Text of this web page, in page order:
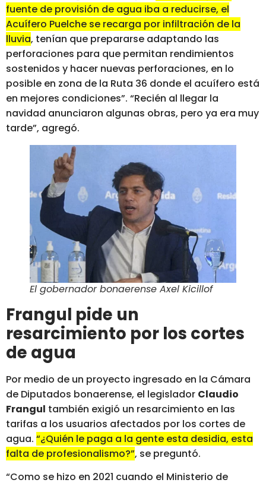
fuente de provisión de agua iba a reducirse, el
Acuífero Puelche se recarga por infiltración de la
lluvia, tenían que prepararse adaptando las
perforaciones para que permitan rendimientos
sostenidos y hacer nuevas perforaciones, en lo
posible en zona de la Ruta 36 donde el acuífero está
en mejores condiciones”. “Recién al llegar la
navidad anunciaron algunas obras, pero ya era muy
tarde”, agregó.
El gobernador bonaerense Axel Kicillof
Frangul pide un
resarcimiento por los cortes
de agua
Por medio de un proyecto ingresado en la Cámara
de Diputados bonaerense, el legislador Claudio
Frangul también exigió un resarcimiento en las
tarifas a los usuarios afectados por los cortes de
agua. “¿Quién le paga a la gente esta desidia, esta
falta de profesionalismo?”, se preguntó.
“Como se hizo en 2021 cuando el Ministerio de